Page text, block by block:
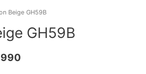
Beige GH59B
GH59B